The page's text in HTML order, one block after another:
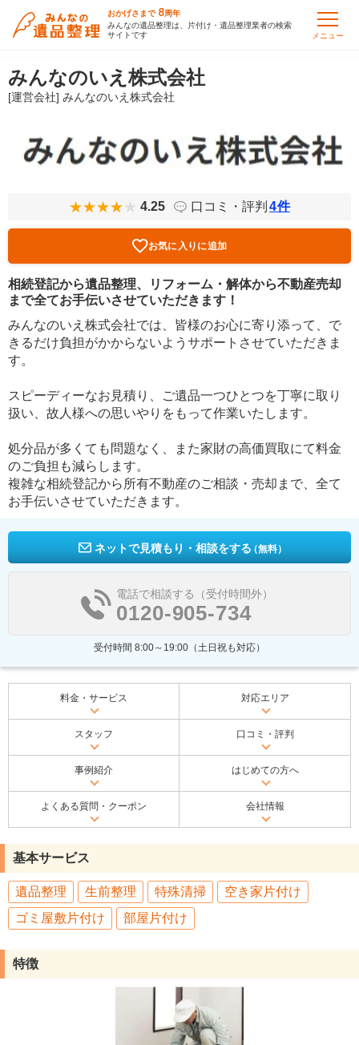
おかげさまで 8周年
みんなの遺品整理は、片付け・遺品整理業者の検索
サイトです
メニュー
みんなのいえ株式会社
[運営会社] みんなのいえ株式会社
4.25 口コミ・評判 4件
お気に入りに追加
相続登記から遺品整理、リフォーム・解体から不動産売却
まで全てお手伝いさせていただきます！
みんなのいえ株式会社では、皆様のお心に寄り添って、で
きるだけ負担がかからないようサポートさせていただきま
す。
スピーディーなお見積り、ご遺品一つひとつを丁寧に取り
扱い、故人様への思いやりをもって作業いたします。
処分品が多くても問題なく、また家財の高価買取にて料金
のご負担も減らします。
複雑な相続登記から所有不動産のご相談・売却まで、全て
お手伝いさせていただきます。
ネットで見積もり・相談をする（無料）
電話で相談する（受付時間外）
0120-905-734
受付時間 8:00～19:00（土日祝も対応）
料金・サービス 対応エリア
スタッフ 口コミ・評判
事例紹介 はじめての方へ
よくある質問・クーポン 会社情報
基本サービス
遺品整理 生前整理 特殊清掃
空き家片付け
ゴミ屋敷片付け
部屋片付け
特徴